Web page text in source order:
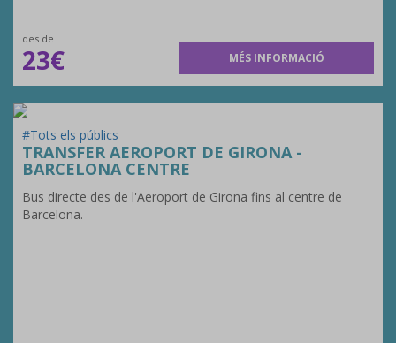
des de
23€ MÉS INFORMACIÓ
#Tots els públics
TRANSFER AEROPORT DE GIRONA -
BARCELONA CENTRE
Bus directe des de l'Aeroport de Girona fins al centre de
Barcelona.